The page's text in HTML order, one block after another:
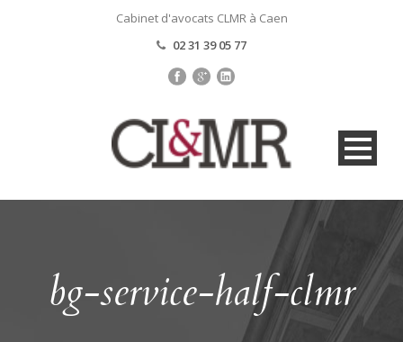
Cabinet d'avocats CLMR à Caen
02 31 39 05 77
bg-service-half-clmr